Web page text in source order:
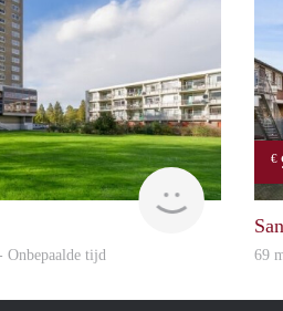
finder
Onbepaalde tijd
€
69